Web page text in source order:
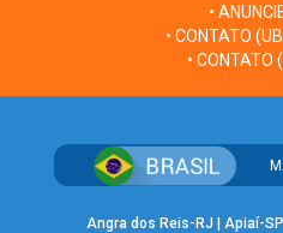
•
• CONTATO
• CONTATO
Angra dos Reis-RJ | Apiaí-SP